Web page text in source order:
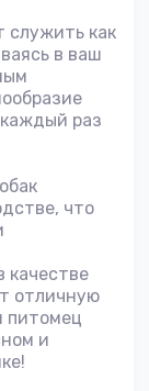
служить как
в ваш
раз
что
качестве
отличную
питомец
и